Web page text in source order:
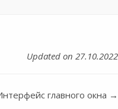
Updated on 27.10.2022
главного окна →